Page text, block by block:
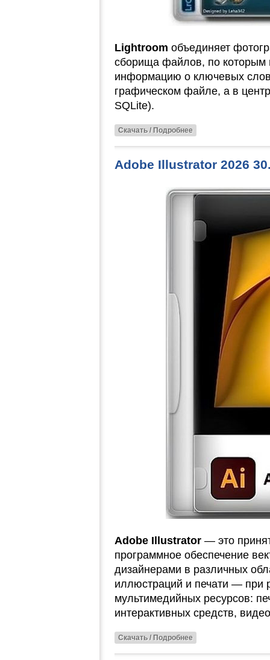
Lightroom объединяет
сборища файлов, по которым
информацию о ключевых
графическом файле, а в
SQLite).
Скачать / Подробнее
Adobe Illustrator 2026
Adobe Illustrator — это
программное обеспечение
дизайнерами в различных
иллюстраций и печати — при
мультимедийных ресурсов:
интерактивных средств,
Скачать / Подробнее